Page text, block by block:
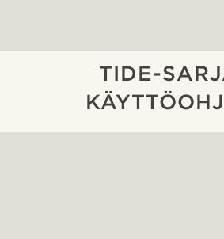
TIDE-